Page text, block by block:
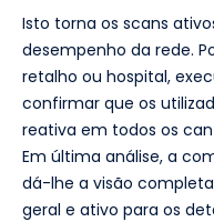
Isto torna os scans
desempenho da rede.
retalho ou hospital,
confirmar que os
reativa em todos os
Em última análise, a
dá-lhe a visão
geral e ativo para os